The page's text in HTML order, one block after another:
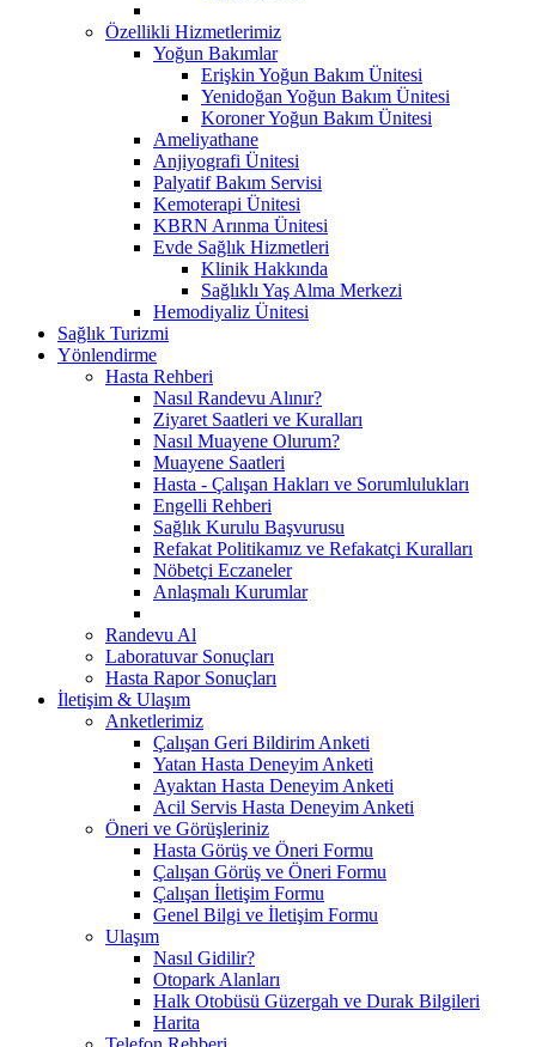
Özellikli Hizmetlerimiz
Yoğun Bakımlar
Erişkin Yoğun Bakım Ünitesi
Yenidoğan Yoğun Bakım Ünitesi
Koroner Yoğun Bakım Ünitesi
Ameliyathane
Anjiyografi Ünitesi
Palyatif Bakım Servisi
Kemoterapi Ünitesi
KBRN Arınma Ünitesi
Evde Sağlık Hizmetleri
Klinik Hakkında
Sağlıklı Yaş Alma Merkezi
Hemodiyaliz Ünitesi
Sağlık Turizmi
Yönlendirme
Hasta Rehberi
Nasıl Randevu Alınır?
Ziyaret Saatleri ve Kuralları
Nasıl Muayene Olurum?
Muayene Saatleri
Hasta - Çalışan Hakları ve Sorumlulukları
Engelli Rehberi
Sağlık Kurulu Başvurusu
Refakat Politikamız ve Refakatçi Kuralları
Nöbetçi Eczaneler
Anlaşmalı Kurumlar
Randevu Al
Laboratuvar Sonuçları
Hasta Rapor Sonuçları
İletişim & Ulaşım
Anketlerimiz
Çalışan Geri Bildirim Anketi
Yatan Hasta Deneyim Anketi
Ayaktan Hasta Deneyim Anketi
Acil Servis Hasta Deneyim Anketi
Öneri ve Görüşleriniz
Hasta Görüş ve Öneri Formu
Çalışan Görüş ve Öneri Formu
Çalışan İletişim Formu
Genel Bilgi ve İletişim Formu
Ulaşım
Nasıl Gidilir?
Otopark Alanları
Halk Otobüsü Güzergah ve Durak Bilgileri
Harita